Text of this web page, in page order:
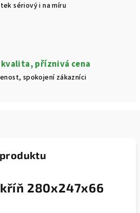
sériový i na míru
příznivá cena
spokojení zákazníci
280x247x66